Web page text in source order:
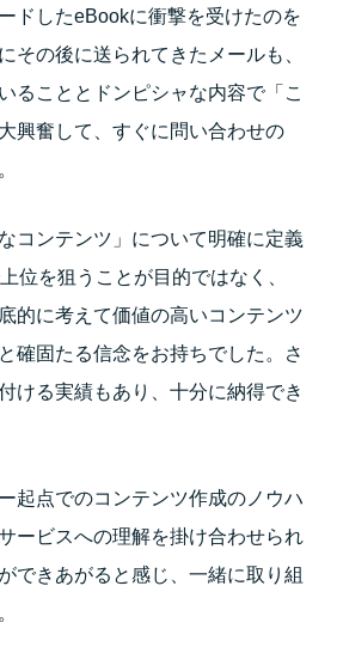
ドしたeBookに衝撃を受けたのを
その後に送られてきたメールも、
ることとドンピシャな内容で「こ
興奮して、すぐに問い合わせの
コンテンツ」について明確に定義
位を狙うことが目的ではなく、
的に考えて価値の高いコンテンツ
確固たる信念をお持ちでした。さ
ける実績もあり、十分に納得でき
起点でのコンテンツ作成のノウハ
ービスへの理解を掛け合わせられ
できあがると感じ、一緒に取り組